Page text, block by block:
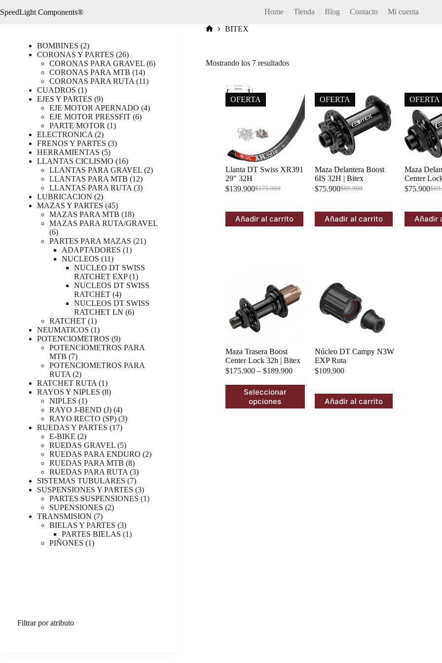
al
SpeedLight Components® Home Tienda Blog Contacto
Mi cuenta
BITEX
Mostrando los 7 resultados
OFERTA
Llanta DT Swiss XR391
29″ 32H
$175.900
El
original
era:
$175.900.
$139.900El
actual
es:
$139.900.
Añadir al carrito
OFERTA
Maza Delantera Boost
6IS 32H | Bitex
$89.900
El
original
era:
$89.900.
$75.900El
actual
es:
$75.900.
Añadir al carrito
OFERTA
Maza
Center
$
El
era:
$75.900El
es:
Añadir
Maza Trasera Boost
Center Lock 32h | Bitex
$175.900– $189.900
Seleccionar
opciones
producto
Núcleo DT Campy N3W
EXP Ruta
$109.900
Añadir al carrito
BOMBINES 22
productos
CORONAS Y PARTES 2626
productos
CORONAS PARA GRAVEL 66
CORONAS PARA MTB 1414
productos
CORONAS PARA RUTA 1111
CUADROS 11
producto
EJES Y PARTES 99
productos
EJE MOTOR APERNADO 44
EJE MOTOR PRESSFIT 66
PARTE MOTOR 11
ELECTRONICA 22
productos
FRENOS Y PARTES 33
HERRAMIENTAS 55
productos
LLANTAS CICLISMO 1616
productos
LLANTAS PARA GRAVEL 22
LLANTAS PARA MTB 1212
productos
LLANTAS PARA RUTA 33
LUBRICACION 22
productos
MAZAS Y PARTES 4545
productos
MAZAS PARA MTB 1818
productos
MAZAS PARA RUTA/GRAVEL
66
productos
PARTES PARA MAZAS 2121
ADAPTADORES 11
NUCLEOS 1111
productos
NUCLEO DT SWISS
RATCHET EXP 11
producto
NUCLEOS DT SWISS
RATCHET 44
productos
NUCLEOS DT SWISS
RATCHET LN 66
RATCHET 11
producto
NEUMATICOS 11
producto
POTENCIOMETROS 99
productos
POTENCIOMETROS PARA
MTB
77
productos
POTENCIOMETROS PARA
RUTA
22
productos
RATCHET RUTA 11
producto
RAYOS Y NIPLES 88
NIPLES 11
producto
RAYO J-BEND (J) 44
productos
RAYO RECTO (SP) 33
RUEDAS Y PARTES 1717
E-BIKE 22
productos
RUEDAS GRAVEL 55
productos
RUEDAS PARA ENDURO 22
RUEDAS PARA MTB 88
productos
RUEDAS PARA RUTA 33
productos
SISTEMAS TUBULARES 77
productos
SUSPENSIONES Y PARTES 33
productos
PARTES SUSPENSIONES 11
SUPENSIONES 22
TRANSMISION 77
productos
BIELAS Y PARTES 33
productos
PARTES BIELAS 11
PIÑONES 11
Filtrar por atributo